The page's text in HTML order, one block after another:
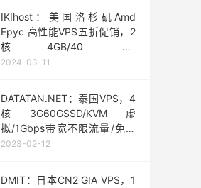
量，年付$20.00起
IKIhost：美国洛杉矶Amd
Epyc 高性能VPS五折促销，2
核4GB/40 GB
Nvme/10Gbps@8 TB或
2024-03-11
DATATAN.​​NET：泰国VPS，4
核3G60GSSD/KVM虚
拟/1Gbps带宽不限流量/免费
DirectAdmin控制面板，月付
2023-02-12
DMIT：日本CN2 GIA VPS，1